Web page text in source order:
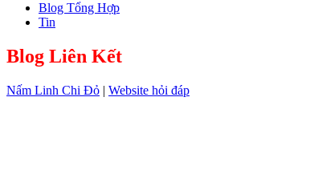
Blog Tổng Hợp
Tin
Blog Liên Kết
Nấm Linh Chi Đỏ | Website hỏi đáp